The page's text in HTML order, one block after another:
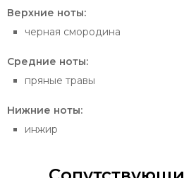
Верхние ноты:
черная смородина
Средние ноты:
пряные травы
Нижние ноты:
инжир